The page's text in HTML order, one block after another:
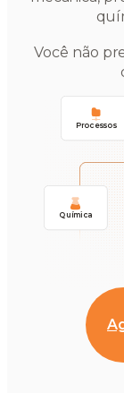
Processos
Química
Você não